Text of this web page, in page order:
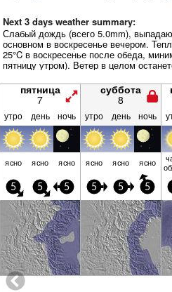
Next 3 days weather summary:
Слабый дождь (всего 5.0mm),
основном в воскресенье вечером.
25°C в воскресенье после обеда,
пятницу утром). Ветер в целом
пятница
7
суббота
8
утро день ночь утро день ночь
ясно ясно ясно ясно ясно ясно
5 5 5 5 5 5